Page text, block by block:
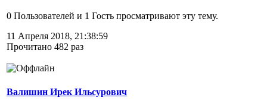
0 Пользователей и 1 Гость просматривают эту тему.
11 Апреля 2018, 21:38:59
Прочитано 482 раз
Валишин Ирек Ильсурович